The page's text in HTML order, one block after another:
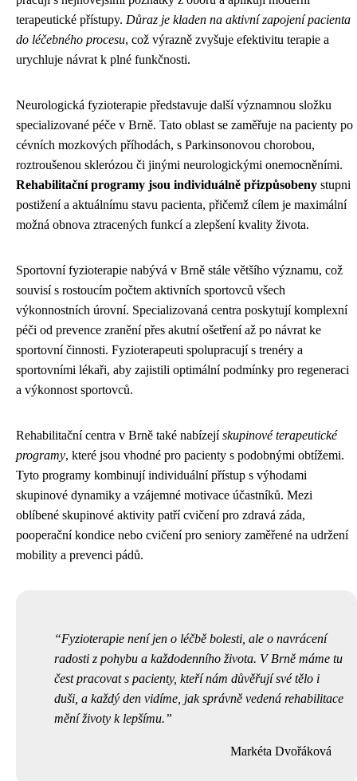
terapeutické přístupy. Důraz je kladen na aktivní zapojení pacienta
do léčebného procesu, což výrazně zvyšuje efektivitu terapie a
urychluje návrat k plné funkčnosti.
Neurologická fyzioterapie představuje další významnou složku
specializované péče v Brně. Tato oblast se zaměřuje na pacienty po
cévních mozkových příhodách, s Parkinsonovou chorobou,
roztroušenou sklerózou či jinými neurologickými onemocněními.
Rehabilitační programy jsou individuálně přizpůsobeny stupni
postižení a aktuálnímu stavu pacienta, přičemž cílem je maximální
možná obnova ztracených funkcí a zlepšení kvality života.
Sportovní fyzioterapie nabývá v Brně stále většího významu, což
souvisí s rostoucím počtem aktivních sportovců všech
výkonnostních úrovní. Specializovaná centra poskytují komplexní
péči od prevence zranění přes akutní ošetření až po návrat ke
sportovní činnosti. Fyzioterapeuti spolupracují s trenéry a
sportovními lékaři, aby zajistili optimální podmínky pro regeneraci
a výkonnost sportovců.
Rehabilitační centra v Brně také nabízejískupinové terapeutické
programy, které jsou vhodné pro pacienty s podobnými obtížemi.
Tyto programy kombinují individuální přístup s výhodami
skupinové dynamiky a vzájemné motivace účastníků. Mezi
oblíbené skupinové aktivity patří cvičení pro zdravá záda,
pooperační kondice nebo cvičení pro seniory zaměřené na udržení
mobility a prevenci pádů.
Fyzioterapie není jen o léčbě bolesti, ale o navrácení
radosti z pohybu a každodenního života. V Brně máme tu
čest pracovat s pacienty, kteří nám důvěřují své tělo i
duši, a každý den vidíme, jak správně vedená rehabilitace
mění životy k lepšímu.
Markéta Dvořáková